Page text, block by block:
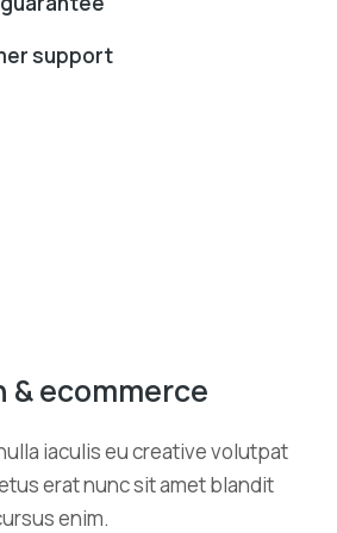
support
& ecommerce
iaculis eu creative volutpat
erat nunc sit amet blandit
enim.